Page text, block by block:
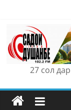
content
27 сол